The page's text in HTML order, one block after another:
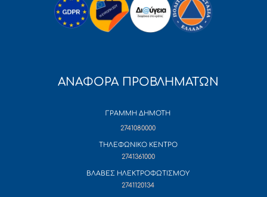
ΑΝΑΦΟΡΑ ΠΡΟΒΛΗΜΑΤΩΝ
ΓΡΑΜΜΗ ΔΗΜΟΤΗ
2741080000
ΤΗΛΕΦΩΝΙΚΟ ΚΕΝΤΡΟ
2741361000
ΒΛΑΒΕΣ ΗΛΕΚΤΡΟΦΩΤΙΣΜΟΥ
2741120134